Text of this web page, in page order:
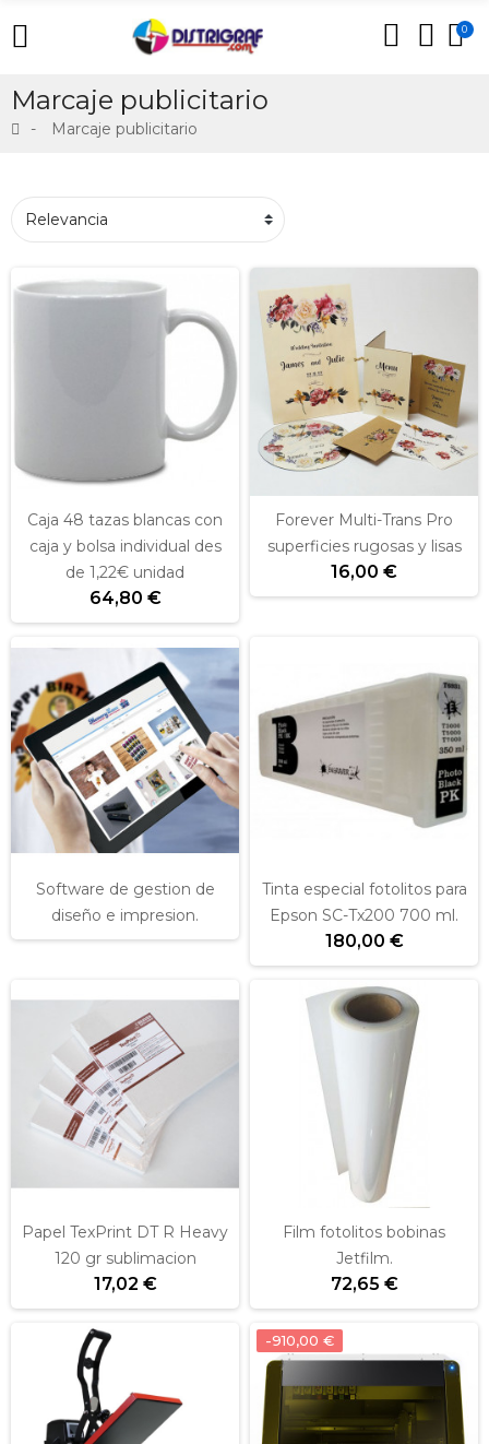
0
Marcaje publicitario
Marcaje publicitario
Caja 48 tazas blancas con
caja y bolsa individual des
de 1,22€ unidad
64,80 €
Forever Multi-Trans Pro
superficies rugosas y lisas
16,00 €
Software de gestion de
diseño e impresion.
Tinta especial fotolitos para
Epson SC-Tx200 700 ml.
180,00 €
Papel TexPrint DT R Heavy
120 gr sublimacion
17,02 €
Film fotolitos bobinas
Jetfilm.
72,65 €
-910,00 €